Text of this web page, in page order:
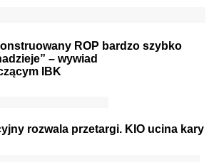
ROP bardzo szybko
– wywiad
IBK
rozwala przetargi. KIO ucina kary